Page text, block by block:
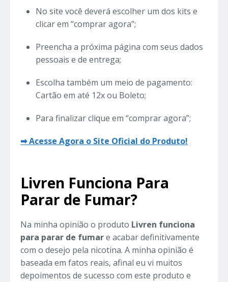
No site você deverá escolher um dos kits e
clicar em “comprar agora”;
Preencha a próxima página com seus dados
pessoais e de entrega;
Escolha também um meio de pagamento:
Cartão em até 12x ou Boleto;
Para finalizar clique em “comprar agora”;
➡ Acesse Agora o Site Oficial do Produto!
Livren Funciona Para
Parar de Fumar?
Na minha opinião o produto Livren funciona
para parar de fumare acabar definitivamente
com o desejo pela nicotina. A minha opinião é
baseada em fatos reais, afinal eu vi muitos
depoimentos de sucesso com este produto e